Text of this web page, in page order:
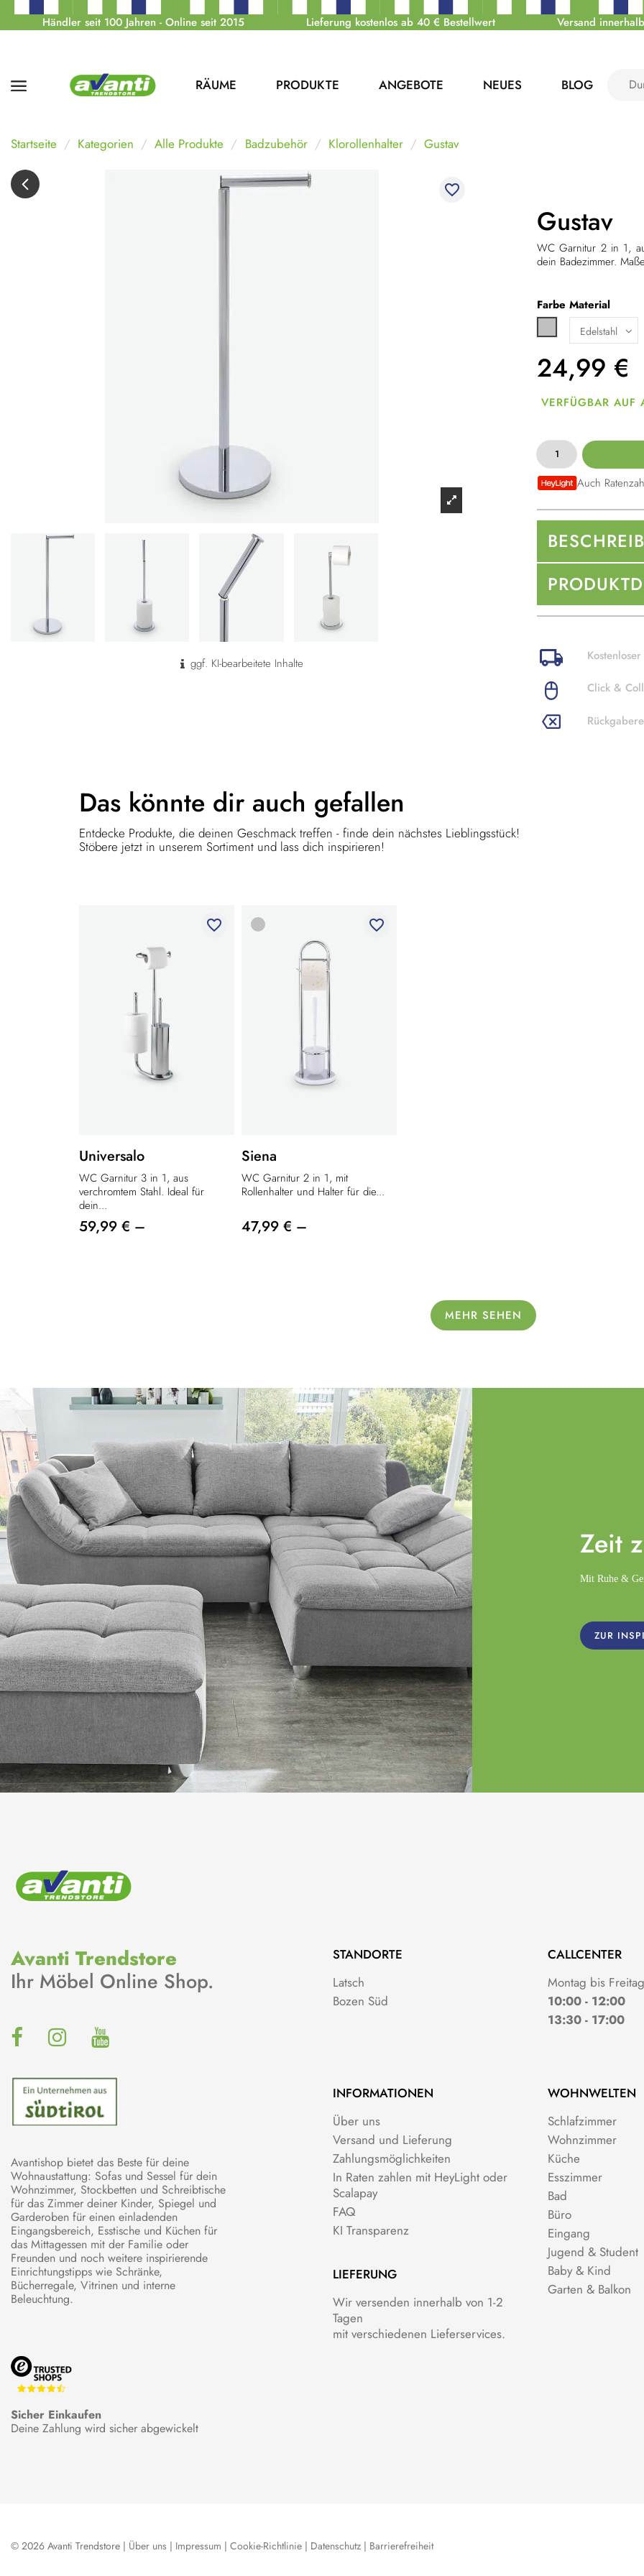
Händler seit 100 Jahren - Online seit 2015 Lieferung kostenlos ab 40 € Bestellwert Versand
RÄUME PRODUKTE ANGEBOTE NEUES BLOG
Startseite Kategorien Alle Produkte Badzubehör Klorollenhalter Gustav
favorite_border
ggf. KI-bearbeitete Inhalte
Gustav
WC Garnitur 2 in 1,
dein Badezimmer.
Farbe Material
24,99 €
VERFÜGBAR AUF
Auch
Click &
Das könnte dir auch gefallen
Entdecke Produkte, die deinen Geschmack treffen - finde dein nächstes Lieblingsstück!
Stöbere jetzt in unserem Sortiment und lass dich inspirieren!
favorite_border
Universalo
WC Garnitur 3 in 1, aus
verchromtem Stahl. Ideal für
dein...
59,99 € –
favorite_border
Siena
WC Garnitur 2 in 1, mit
Rollenhalter und Halter für die...
47,99 € –
MEHR SEHEN
Zeit
Mit Ruhe &
ZUR
Avanti Trendstore
Ihr Möbel Online Shop.
Avantishop bietet das Beste für deine
Wohnaustattung: Sofas und Sessel für dein
Wohnzimmer, Stockbetten und Schreibtische
für das Zimmer deiner Kinder, Spiegel und
Garderoben für einen einladenden
Eingangsbereich, Esstische und Küchen für
das Mittagessen mit der Familie oder
Freunden und noch weitere inspirierende
Einrichtungstipps wie Schränke,
Bücherregale, Vitrinen und interne
Beleuchtung.
Sicher Einkaufen
Deine Zahlung wird sicher abgewickelt
STANDORTE
Latsch
Bozen Süd
CALLCENTER
Montag bis Freitag
10:00 - 12:00
13:30 - 17:00
INFORMATIONEN
Über uns
Versand und Lieferung
Zahlungsmöglichkeiten
In Raten zahlen mit HeyLight oder
Scalapay
FAQ
KI Transparenz
LIEFERUNG
Wir versenden innerhalb von 1-2
Tagen
mit verschiedenen Lieferservices.
WOHNWELTEN
Schlafzimmer
Wohnzimmer
Küche
Esszimmer
Bad
Büro
Eingang
Jugend & Student
Baby & Kind
Garten & Balkon
© 2026 Avanti Trendstore | Über uns | Impressum | Cookie-Richtlinie | Datenschutz | Barrierefreiheit